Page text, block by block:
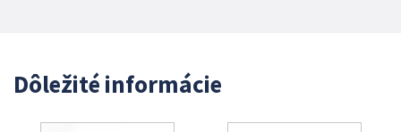
Dôležité informácie